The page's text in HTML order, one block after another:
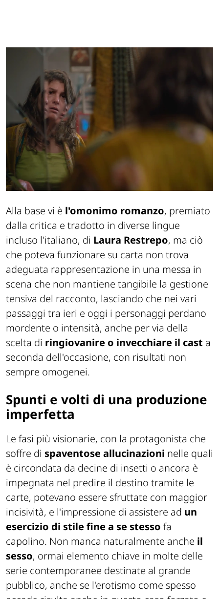
Alla base vi è l'omonimo romanzo, premiato
dalla critica e tradotto in diverse lingue
incluso l'italiano, di Laura Restrepo, ma ciò
che poteva funzionare su carta non trova
adeguata rappresentazione in una messa in
scena che non mantiene tangibile la gestione
tensiva del racconto, lasciando che nei vari
passaggi tra ieri e oggi i personaggi perdano
mordente o intensità, anche per via della
scelta di ringiovanire o invecchiare il cast a
seconda dell'occasione, con risultati non
sempre omogenei.
Spunti e volti di una produzione
imperfetta
Le fasi più visionarie, con la protagonista che
soffre di spaventose allucinazioni nelle quali
è circondata da decine di insetti o ancora è
impegnata nel predire il destino tramite le
carte, potevano essere sfruttate con maggior
incisività, e l'impressione di assistere ad un
esercizio di stile fine a se stesso fa
capolino. Non manca naturalmente anche il
sesso, ormai elemento chiave in molte delle
serie contemporanee destinate al grande
pubblico, anche se l'erotismo come spesso